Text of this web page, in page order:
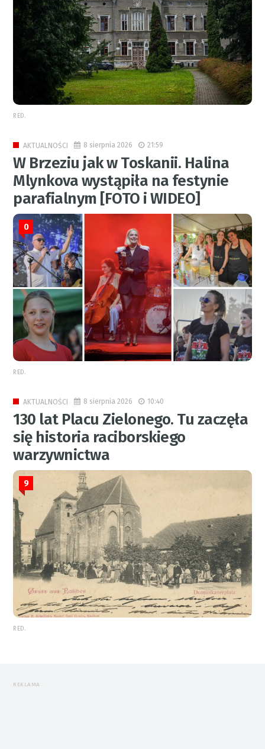
RED.
AKTUALNOŚCI 8 sierpnia 2026 21:59
W Brzeziu jak w Toskanii. Halina
Mlynkova wystąpiła na festynie
parafialnym [FOTO i WIDEO]
0
RED.
AKTUALNOŚCI 8 sierpnia 2026 10:40
130 lat Placu Zielonego. Tu zaczęła
się historia raciborskiego
warzywnictwa
9
RED.
REKLAMA